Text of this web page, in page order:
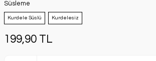
Süsleme
Kurdele Süslü Kurdelesiz
199,90 TL